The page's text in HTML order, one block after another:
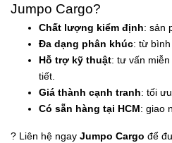
Jumpo Cargo?
Chất lượng kiểm định: sản
Đa dạng phân khúc: từ
Hỗ trợ kỹ thuật: tư vấn
tiết.
Giá thành cạnh tranh: tối
Có sẵn hàng tại HCM: giao
? Liên hệ ngay Jumpo Cargo để